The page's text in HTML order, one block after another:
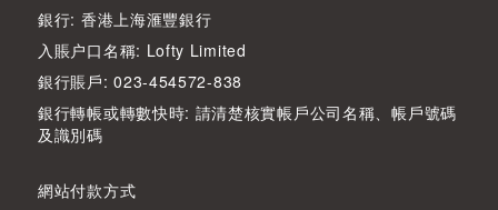
銀行: 香港上海滙豐銀行
入賬户口名稱: Lofty Limited
銀行賬戶: 023-454572-838
銀行轉帳或轉數快時: 請清楚核實帳戶公司名稱、帳戶號碼
及識別碼
網站付款方式